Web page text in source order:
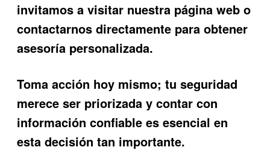
invitamos a visitar nuestra página web o
contactarnos directamente para obtener
asesoría personalizada.
Toma acción hoy mismo; tu seguridad
merece ser priorizada y contar con
información confiable es esencial en
esta decisión tan importante.